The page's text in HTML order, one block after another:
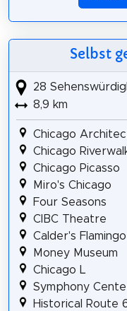
Selbst
28
8,9 km
Chicago
Chicago
Chicago Picasso
Miro's Chicago
Four Seasons
CIBC Theatre
Calder's Flamingo
Money Museum
Chicago L
Symphony
Historical Route